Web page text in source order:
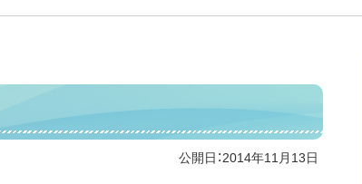
公開日：2014年11月13日